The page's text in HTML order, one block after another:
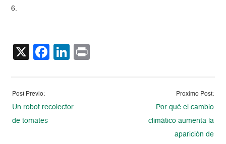
6.
X Facebook
LinkedIn
Post Previo:
Un robot recolector
de tomates
Proximo Post:
Por qué el cambio
climático aumenta la
aparición de